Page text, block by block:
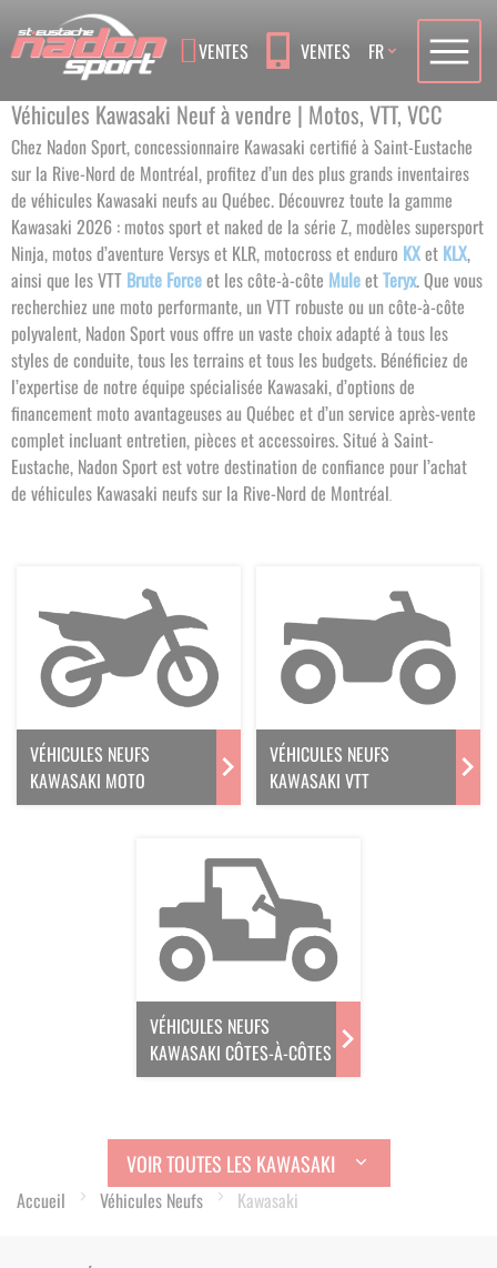
VENTES VENTES Language
FR
Véhicules Kawasaki Neuf à vendre | Motos, VTT, VCC
Chez Nadon Sport, concessionnaire Kawasaki certifié à Saint-Eustache
sur la Rive-Nord de Montréal, profitez d’un des plus grands inventaires
de véhicules Kawasaki neufs au Québec. Découvrez toute la gamme
Kawasaki 2026 : motos sport et naked de la série Z, modèles supersport
Ninja, motos d’aventure Versys et KLR, motocross et enduro KXet KLX,
ainsi que les VTT Brute Forceet les côte-à-côte MuleetTeryx.Que vous
recherchiez une moto performante, un VTT robuste ou un côte-à-côte
polyvalent, Nadon Sport vous offre un vaste choix adapté à tous les
styles de conduite, tous les terrains et tous les budgets. Bénéficiez de
l’expertise de notre équipe spécialisée Kawasaki, d’options de
financement moto avantageuses au Québec et d’un service après-vente
complet incluant entretien, pièces et accessoires. Situé à Saint-
Eustache, Nadon Sport est votre destination de confiance pour l’achat
de véhicules Kawasaki neufs sur la Rive-Nord de Montréal.
VÉHICULES NEUFS
KAWASAKI MOTO
VÉHICULES NEUFS
KAWASAKI VTT
VÉHICULES NEUFS
KAWASAKI CÔTES-À-CÔTES
VOIR TOUTES LES KAWASAKI
Accueil Véhicules Neufs Kawasaki